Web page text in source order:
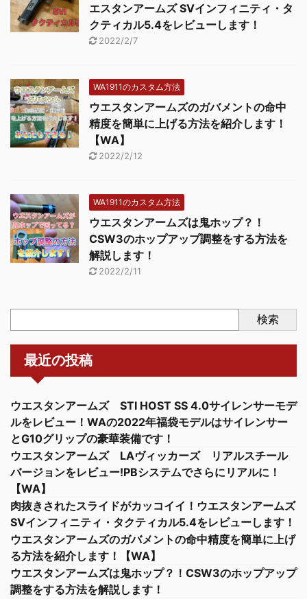
エスタンアームズ SVインフィニティ・タ
クティカル5.4をレビューします！
2022/2/7
WA1911のカスタム方法
ウエスタンアームズのガバメントの命中
精度を簡単に上げる方法を紹介します！
【WA】
2022/2/12
WA1911のカスタム方法
ウエスタンアームズは鬼ホップ？！
CSW3のホップアップ調整をする方法を
解説します！
2022/2/11
検索
最近の投稿
ウエスタンアームズ STI HOST SS 4.0サイレンサーモデ
ルをレビュー！WAの2022年福袋モデルはサイレンサー
とG10グリップの豪華装備です！
ウエスタンアームズ LAヴィッカーズ リアルスチール
バージョンをレビュー!PBシステムでさらにリアルに！
【WA】
肉抜きされたスライドがカッコイイ！ウエスタンアームズ
SVインフィニティ・タクティカル5.4をレビューします！
ウエスタンアームズのガバメントの命中精度を簡単に上げ
る方法を紹介します！【WA】
ウエスタンアームズは鬼ホップ？！CSW3のホップアップ
調整をする方法を解説します！